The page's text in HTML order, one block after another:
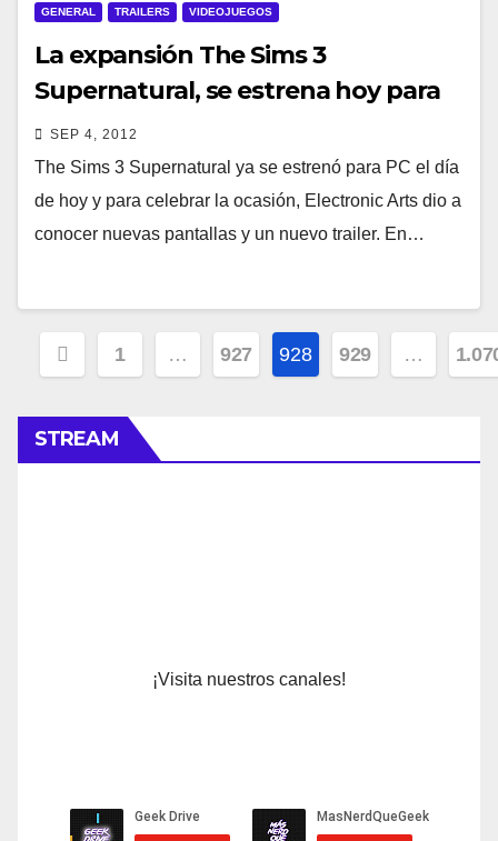
GENERAL TRAILERS VIDEOJUEGOS
La expansión The Sims 3
Supernatural, se estrena hoy para
PCSEP 4, 2012
The Sims 3 Supernatural ya se estrenó para PC el día
de hoy y para celebrar la ocasión, Electronic Arts dio a
conocer nuevas pantallas y un nuevo trailer. En…
Navegación
entradas
1 … 927 928 929 …
STREAM
¡Visita nuestros canales!